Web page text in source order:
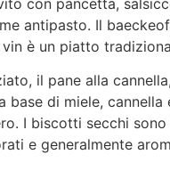
antipasto. Il
è un piatto
il pane alla
di miele,
I biscotti secchi
e generalmente